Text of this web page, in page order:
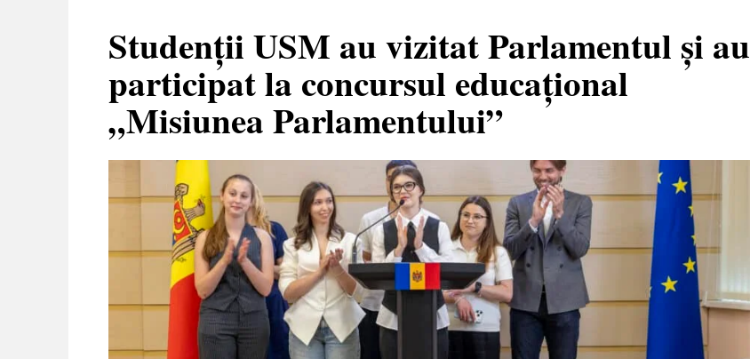
Studenții USM au vizitat Parlamentul și au
participat la concursul educațional
„Misiunea Parlamentului”